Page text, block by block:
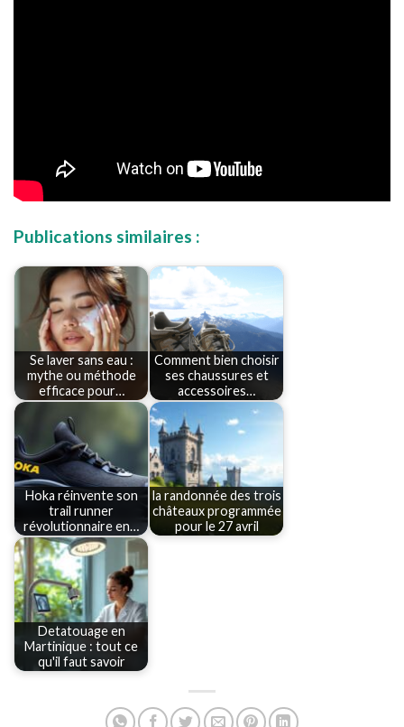
Publications similaires :
Se laver sans eau :
mythe ou méthode
efficace pour…
Comment bien choisir
ses chaussures et
accessoires…
Hoka réinvente son
trail runner
révolutionnaire en…
la randonnée des trois
châteaux programmée
pour le 27 avril
Detatouage en
Martinique : tout ce
qu'il faut savoir